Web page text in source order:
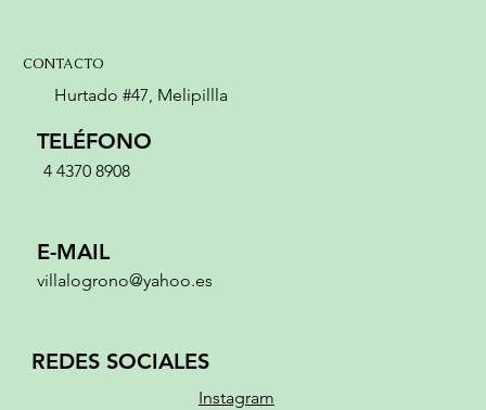
CONTACTO
Hurtado #47, Melipillla
TELÉFONO
4 4370 8908
E-MAIL
villalogrono@yahoo.es
REDES SOCIALES
Instagram